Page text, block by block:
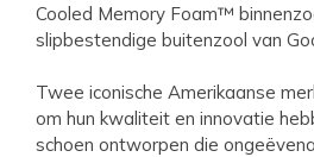
Cooled Memory Foam™
slipbestendige buitenzool van
Twee iconische Amerikaanse
om hun kwaliteit en innovatie
schoen ontworpen die